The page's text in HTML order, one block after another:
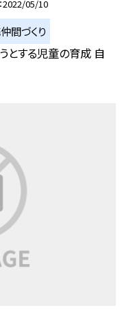
2022/05/10
間づくり
とする児童の育成 自